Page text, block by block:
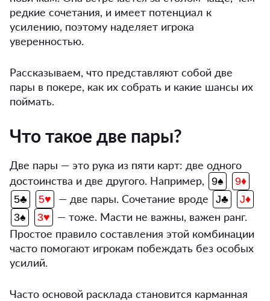
редкие сочетания, и имеет потенциал к
усилению, поэтому наделяет игрока
уверенностью.
Рассказываем, что представляют собой две
пары в покере, как их собрать и какие шансы их
поймать.
Что такое две пары?
Две пары — это рука из пяти карт: две одного
достоинства и две другого. Например,
9♠
9♦
5♣
5♥ — две пары. Сочетание вроде J♣
J♦
3♠
3♥
— тоже. Масти не важны, важен ранг.
Простое правило составления этой комбинации
часто помогают игрокам побеждать без особых
усилий.
Часто основой расклада становится карманная